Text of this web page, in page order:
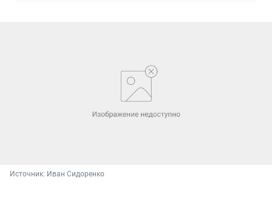
Источник: Иван Сидоренко